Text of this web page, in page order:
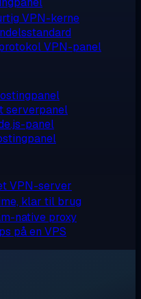
VPN-kerne
VPN-panel
serverpanel
panel
VPN-server
klar til brug
native proxy
på en VPS